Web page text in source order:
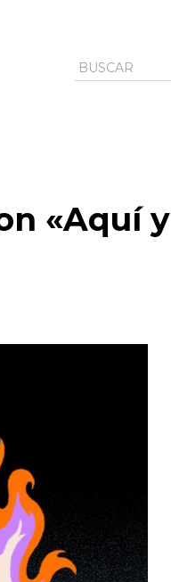
«Aquí y